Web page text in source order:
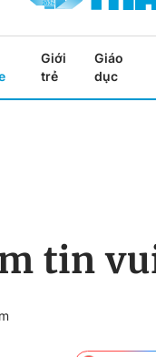
Giới
trẻ
Giáo
dục
tin